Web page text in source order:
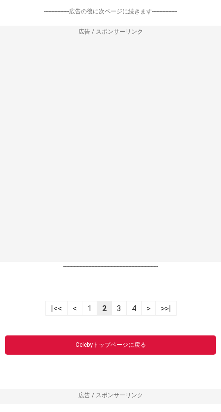
-----------------広告の後に次ページに続きます-----------------
広告 / スポンサーリンク
----------------------------------------------------------------
|<< < 1 2 3 4 > >>|
Celebyトップページに戻る
広告 / スポンサーリンク